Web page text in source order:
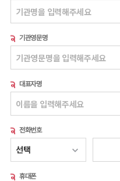
기관영문명
대표자명
전화번호
휴대폰